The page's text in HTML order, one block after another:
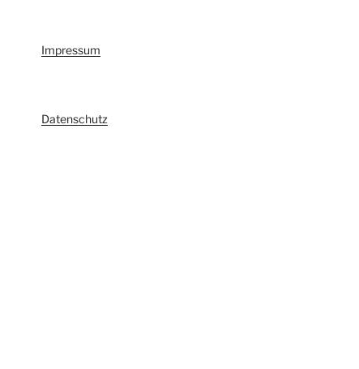
Impressum
Datenschutz